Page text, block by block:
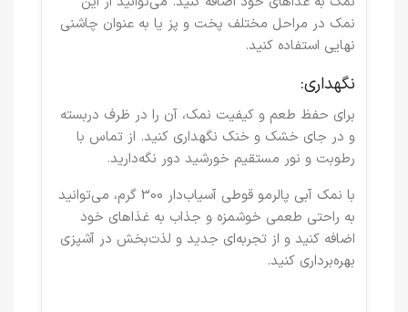
نمک در مراحل مختلف پخت و پز یا به عنوان چاشنی
نهایی استفاده کنید.
نگهداری:
برای حفظ طعم و کیفیت نمک، آن را در ظرف دربسته
و در جای خشک و خنک نگهداری کنید. از تماس با
رطوبت و نور مستقیم خورشید دور نگه‌دارید.
با نمک آبی پالرمو قوطی آسیاب‌دار 300 گرم
، می‌توانید
به راحتی طعمی خوشمزه و جذاب به غذاهای خود
اضافه کنید و از تجربه‌ای جدید و لذت‌بخش در آشپزی
بهره‌برداری کنید.